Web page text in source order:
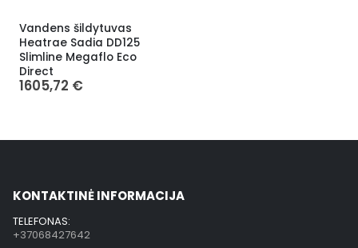
Vandens šildytuvas
Heatrae Sadia DD125
Slimline Megaflo Eco
Direct
1605,72 €
KONTAKTINĖ INFORMACIJA
TELEFONAS:
+37068427642